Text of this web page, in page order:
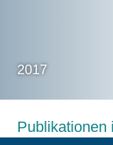
2017
Publikationen